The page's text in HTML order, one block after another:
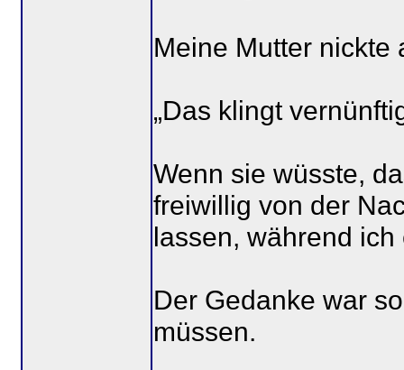
Meine Mutter nickte
„Das klingt
Wenn sie wüsste,
freiwillig von der
lassen, während
Der Gedanke war
müssen.